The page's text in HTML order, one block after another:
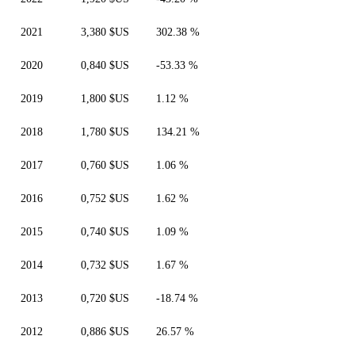
2021 3,380 $US 302.38 %
2020 0,840 $US -53.33 %
2019 1,800 $US 1.12 %
2018 1,780 $US 134.21 %
2017 0,760 $US 1.06 %
2016 0,752 $US 1.62 %
2015 0,740 $US 1.09 %
2014 0,732 $US 1.67 %
2013 0,720 $US -18.74 %
2012 0,886 $US 26.57 %